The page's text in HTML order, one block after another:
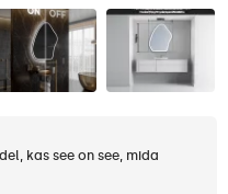
kas see on see, mida